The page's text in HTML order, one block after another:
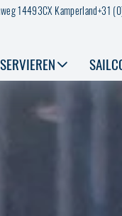
14493CX Kamperland+31